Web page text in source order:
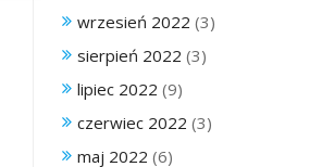
wrzesień 2022 (3)
sierpień 2022 (3)
lipiec 2022 (9)
czerwiec 2022 (3)
maj 2022 (6)